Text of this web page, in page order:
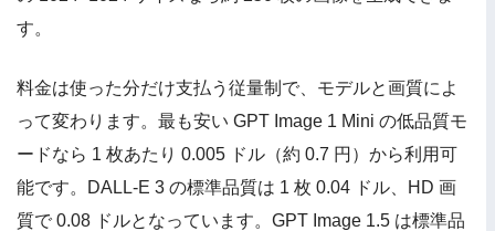
す。
料金は使った分だけ支払う従量制で、モデルと画質によ
って変わります。最も安い GPT Image 1 Mini の低品質モ
ードなら 1 枚あたり 0.005 ドル（約 0.7 円）から利用可
能です。DALL-E 3 の標準品質は 1 枚 0.04 ドル、HD 画
質で 0.08 ドルとなっています。GPT Image 1.5 は標準品